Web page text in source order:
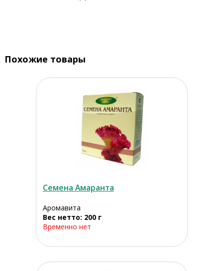
Похожие товары
Семена Амаранта
Аромавита
Вес нетто: 200 г
Временно нет